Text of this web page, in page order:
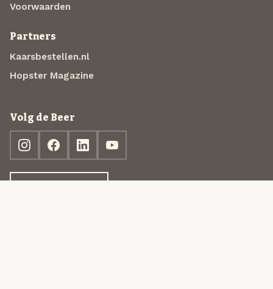
Voorwaarden
Partners
Kaarsbestellen.nl
Hopster Magazine
Volg de Beer